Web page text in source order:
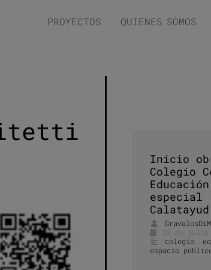
PROYECTOS QUIENES SOMOS
Inicio
Colegio
Educación
especial
Calatayud
22 de julio
colegio,
espacio